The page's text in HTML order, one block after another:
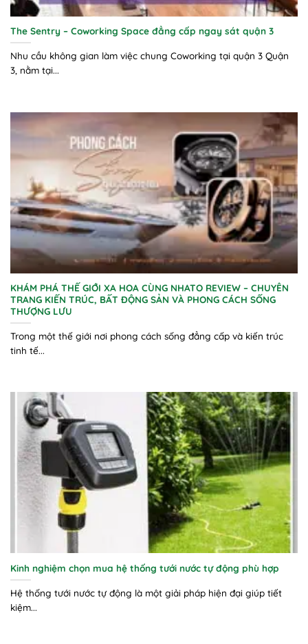
The Sentry – Coworking Space đẳng cấp ngay sát quận 3
Nhu cầu không gian làm việc chung Coworking tại quận 3 ​Quận
3, nằm tại...
KHÁM PHÁ THẾ GIỚI XA HOA CÙNG NHATO REVIEW – CHUYÊN
TRANG KIẾN TRÚC, BẤT ĐỘNG SẢN VÀ PHONG CÁCH SỐNG
THƯỢNG LƯU
Trong một thế giới nơi phong cách sống đẳng cấp và kiến trúc
tinh tế...
Kinh nghiệm chọn mua hệ thống tưới nước tự động phù hợp
Hệ thống tưới nước tự động là một giải pháp hiện đại giúp tiết
kiệm...